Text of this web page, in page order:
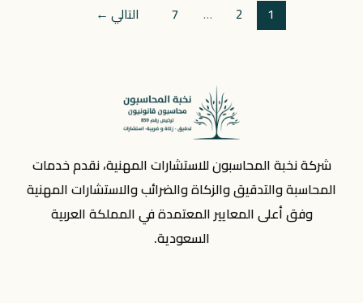
1
2
…
7 التالي ←
شركة نخبة المحاسبون للاستشارات المهنية، نقدم خدمات
المحاسبة والتدقيق والزكاة والضرائب والاستشارات المهنية
وفق أعلى المعايير المعتمدة في المملكة العربية
السعودية.